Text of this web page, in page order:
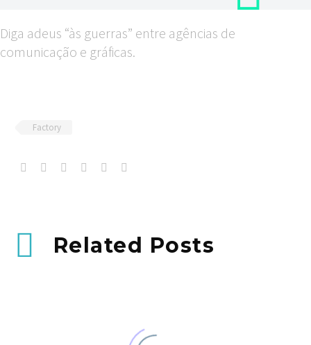
Diga adeus “às guerras” entre agências de
comunicação e gráficas.
Factory
Related Posts